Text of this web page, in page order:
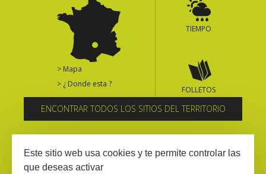
> Mapa
> ¿ Donde esta ?
TIEMPO
FOLLETOS
ENCONTRAR TODOS LOS SITIOS DEL TERRITORIO
Suscríbase al boletín informativo
Este sitio web usa cookies y te permite controlar las
que deseas activar